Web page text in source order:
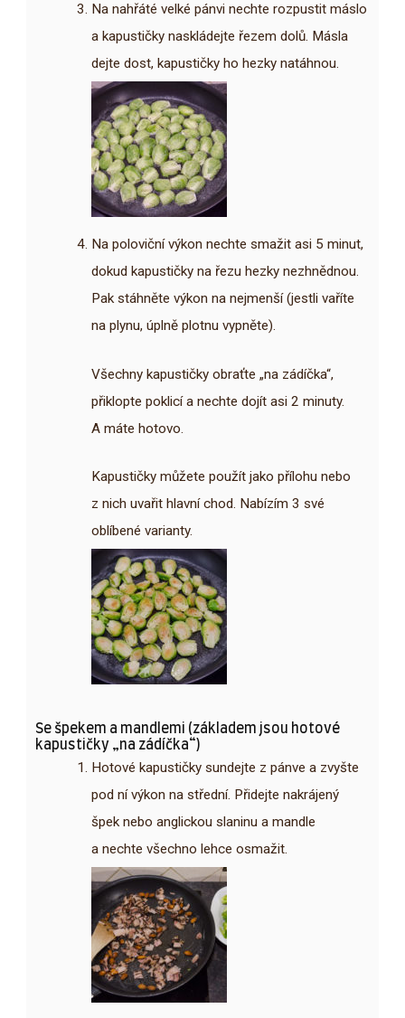
Na nahřáté velké pánvi nechte rozpustit máslo
a kapustičky naskládejte řezem dolů. Másla
dejte dost, kapustičky ho hezky natáhnou.
Na poloviční výkon nechte smažit asi 5 minut,
dokud kapustičky na řezu hezky nezhnědnou.
Pak stáhněte výkon na nejmenší (jestli vaříte
na plynu, úplně plotnu vypněte).
Všechny kapustičky obraťte „na zádíčka“,
přiklopte poklicí a nechte dojít asi 2 minuty.
A máte hotovo.
Kapustičky můžete použít jako přílohu nebo
z nich uvařit hlavní chod. Nabízím 3 své
oblíbené varianty.
Se špekem a mandlemi (základem jsou hotové
kapustičky „na zádíčka“)
Hotové kapustičky sundejte z pánve a zvyšte
pod ní výkon na střední. Přidejte nakrájený
špek nebo anglickou slaninu a mandle
a nechte všechno lehce osmažit.